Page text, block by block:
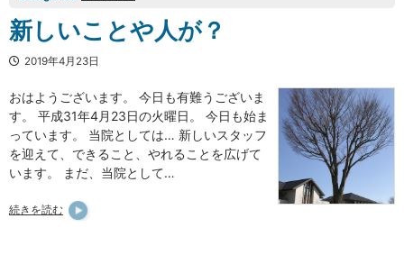
新しいことや人が？
2019年4月23日
おはようございます。 今日も有難うございま
す。 平成31年4月23日の火曜日。 今日も始ま
っています。 当院としては… 新しいスタッフ
を迎えて、できること、やれることを広げて
います。 まだ、当院として…
続きを読む